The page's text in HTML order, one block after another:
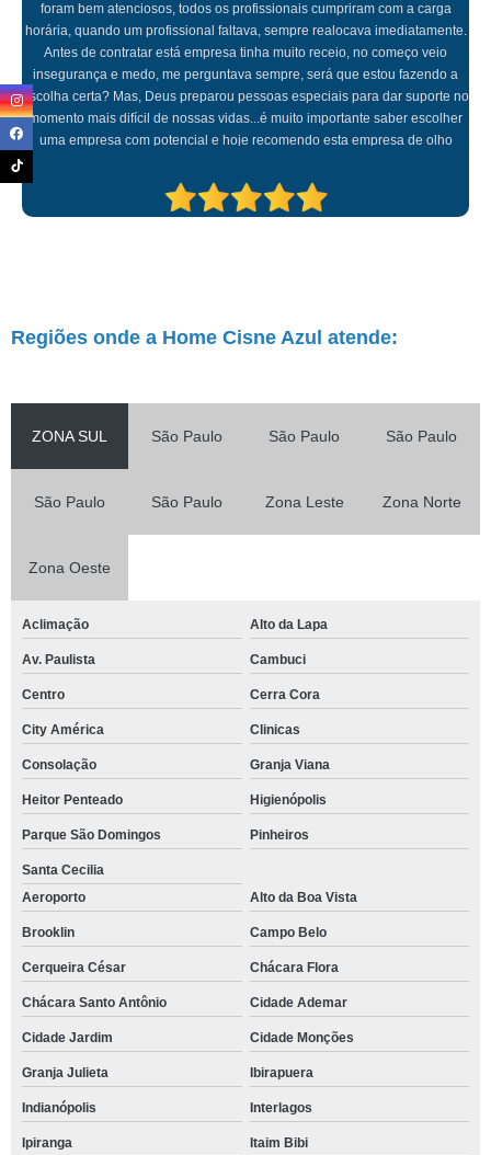
fiz, além de ter profissionais altamente qualificados, tem um valor muito
acessível, a equipe é bem treinada, suporte extraordinário, profissionais
sempre interagiam com jogos e brincadeiras, não me preocupei com nada,
o aplicativo que eles disponibilizam fez toda a diferença para que eu
conseguisse trabalhar sossegada sabendo que minha mãe estava em
boas mão. Parabéns a toda equipe!!!
Regiões onde a Home Cisne Azul atende:
ZONA SUL São Paulo São Paulo São Paulo
São Paulo São Paulo Zona Leste Zona Norte
Zona Oeste
Aclimação Alto da Lapa
Av. Paulista Cambuci
Centro Cerra Cora
City América Clinicas
Consolação Granja Viana
Heitor Penteado Higienópolis
Parque São Domingos Pinheiros
Santa Cecilia
Aeroporto
Alto da Boa Vista
Brooklin Campo Belo
Cerqueira César Chácara Flora
Chácara Santo Antônio Cidade Ademar
Cidade Jardim Cidade Monções
Granja Julieta Ibirapuera
Indianópolis Interlagos
Ipiranga Itaim Bibi